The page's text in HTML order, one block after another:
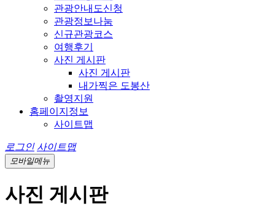
관광안내도신청
관광정보나눔
신규관광코스
여행후기
사진 게시판
사진 게시판
내가찍은 도봉산
촬영지원
홈페이지정보
사이트맵
로그인 사이트맵
모바일메뉴
사진 게시판